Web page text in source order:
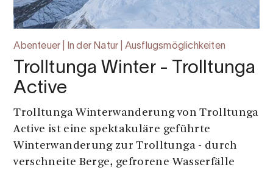
Abenteuer | In der Natur | Ausflugsmöglichkeiten
Trolltunga Winter - Trolltunga
Active
Trolltunga Winterwanderung von Trolltunga
Active ist eine spektakuläre geführte
Winterwanderung zur Trolltunga - durch
verschneite Berge, gefrorene Wasserfälle